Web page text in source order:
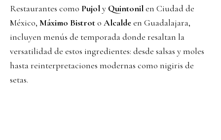
Restaurantes como PujolyQuintonilen Ciudad de
México, Máximo Bistroto Alcaldeen Guadalajara,
incluyen menús de temporada donde resaltan la
versatilidad de estos ingredientes: desde salsas y moles
hasta reinterpretaciones modernas como nigiris de
setas.